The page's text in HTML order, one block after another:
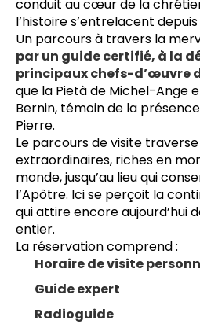
conduit au cœur de la
l’histoire s’entrelacent
Un parcours à travers la
par un guide certifié, à la
principaux chefs-d’œuvre
que la Pietà de Michel-Ange
Bernin, témoin de la
Pierre.
Le parcours de visite
extraordinaires, riches en
monde, jusqu’au lieu qui
l’Apôtre. Ici se perçoit la
qui attire encore aujourd’hui
entier.
La réservation comprend :
Horaire de visite
Guide expert
Radioguide